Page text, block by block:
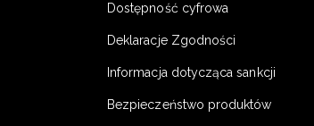
Dostępność cyfrowa
Deklaracje Zgodności
Informacja dotycząca sankcji
Bezpieczeństwo produktów